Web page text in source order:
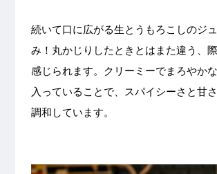
続いて口に広がる生とうもろこしのジ
み！丸かじりしたときとはまた違う、
感じられます。クリーミーでまろやか
入っていることで、スパイシーさと甘
調和しています。